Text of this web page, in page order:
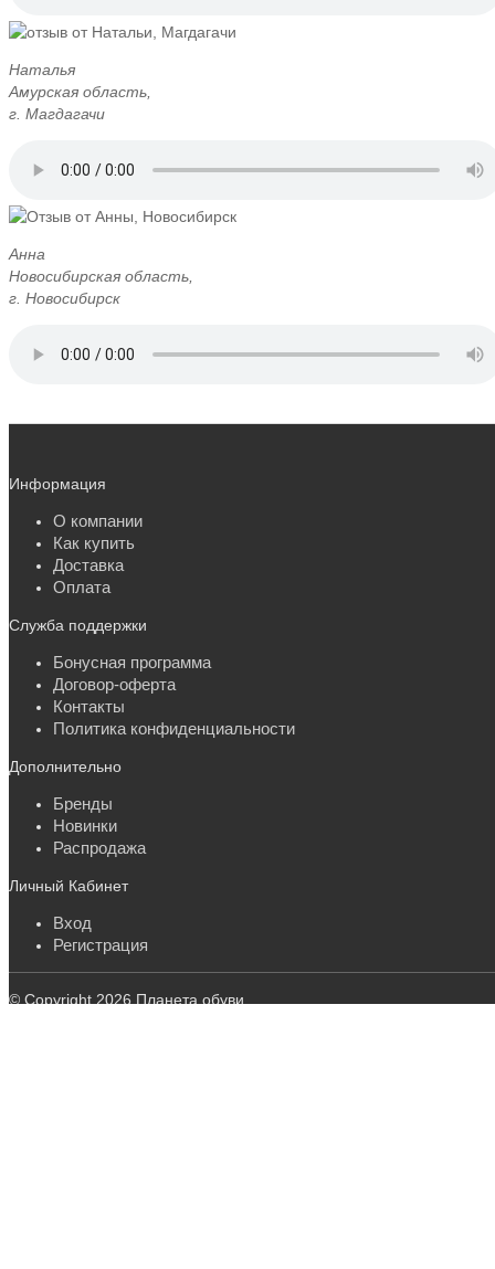
Наталья
Амурская область,
г. Магдагачи
Анна
Новосибирская область,
г. Новосибирск
Информация
О компании
Как купить
Доставка
Оплата
Служба поддержки
Бонусная программа
Договор-оферта
Контакты
Политика конфиденциальности
Дополнительно
Бренды
Новинки
Распродажа
Личный Кабинет
Вход
Регистрация
© Copyright 2026 Планета обуви.